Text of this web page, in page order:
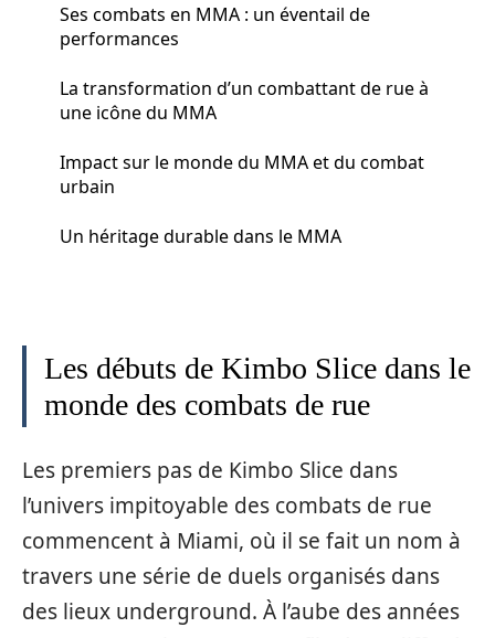
Ses combats en MMA : un éventail de
performances
La transformation d’un combattant de rue à
une icône du MMA
Impact sur le monde du MMA et du combat
urbain
Un héritage durable dans le MMA
Les débuts de Kimbo Slice dans le
monde des combats de rue
Les premiers pas de Kimbo Slice dans
l’univers impitoyable des combats de rue
commencent à Miami, où il se fait un nom à
travers une série de duels organisés dans
des lieux underground. À l’aube des années